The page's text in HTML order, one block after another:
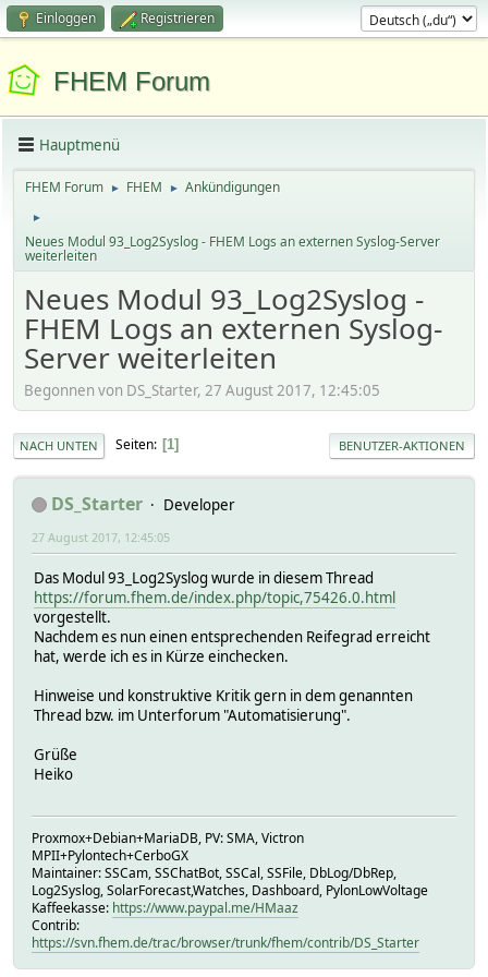
Einloggen Registrieren
FHEM Forum
Hauptmenü
FHEM Forum ► FHEM ► Ankündigungen
►
Neues Modul 93_Log2Syslog - FHEM Logs an externen Syslog-Server
weiterleiten
Neues Modul 93_Log2Syslog -
FHEM Logs an externen Syslog-
Server weiterleiten
Begonnen von DS_Starter, 27 August 2017, 12:45:05
NACH UNTEN Seiten 1 BENUTZER-AKTIONEN
DS_Starter Developer
27 August 2017, 12:45:05
Das Modul 93_Log2Syslog wurde in diesem Thread
https://forum.fhem.de/index.php/topic,75426.0.html
vorgestellt.
Nachdem es nun einen entsprechenden Reifegrad erreicht
hat, werde ich es in Kürze einchecken.
Hinweise und konstruktive Kritik gern in dem genannten
Thread bzw. im Unterforum "Automatisierung".
Grüße
Heiko
Proxmox+Debian+MariaDB, PV: SMA, Victron
MPII+Pylontech+CerboGX
Maintainer: SSCam, SSChatBot, SSCal, SSFile, DbLog/DbRep,
Log2Syslog, SolarForecast,Watches, Dashboard, PylonLowVoltage
Kaffeekasse: https://www.paypal.me/HMaaz
Contrib:
https://svn.fhem.de/trac/browser/trunk/fhem/contrib/DS_Starter